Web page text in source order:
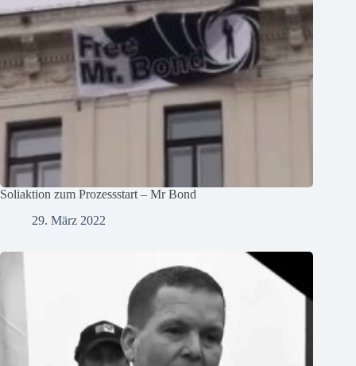
Soliaktion zum Prozessstart – Mr Bond
29. März 2022